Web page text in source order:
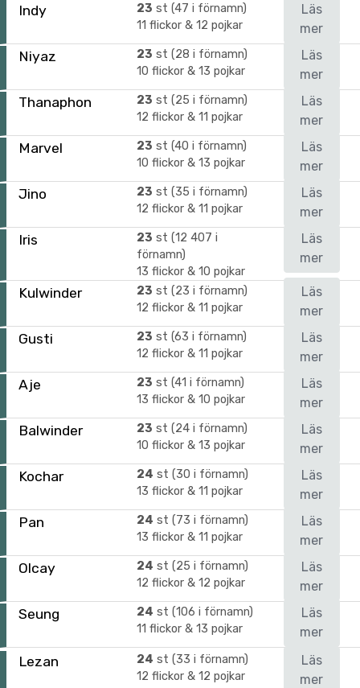
Indy 23 st (47 i förnamn)
11 flickor & 12 pojkar
Läs
mer
Niyaz 23 st (28 i förnamn)
10 flickor & 13 pojkar
Läs
mer
Thanaphon 23 st (25 i förnamn)
12 flickor & 11 pojkar
Läs
mer
Marvel 23 st (40 i förnamn)
10 flickor & 13 pojkar
Läs
mer
Jino 23 st (35 i förnamn)
12 flickor & 11 pojkar
Läs
mer
Iris 23 st (12 407 i
förnamn)
13 flickor & 10 pojkar
Läs
mer
Kulwinder 23 st (23 i förnamn)
12 flickor & 11 pojkar
Läs
mer
Gusti 23 st (63 i förnamn)
12 flickor & 11 pojkar
Läs
mer
Aje 23 st (41 i förnamn)
13 flickor & 10 pojkar
Läs
mer
Balwinder 23 st (24 i förnamn)
10 flickor & 13 pojkar
Läs
mer
Kochar 24 st (30 i förnamn)
13 flickor & 11 pojkar
Läs
mer
Pan 24 st (73 i förnamn)
13 flickor & 11 pojkar
Läs
mer
Olcay 24 st (25 i förnamn)
12 flickor & 12 pojkar
Läs
mer
Seung 24 st (106 i förnamn)
11 flickor & 13 pojkar
Läs
mer
Lezan 24 st (33 i förnamn)
12 flickor & 12 pojkar
Läs
mer